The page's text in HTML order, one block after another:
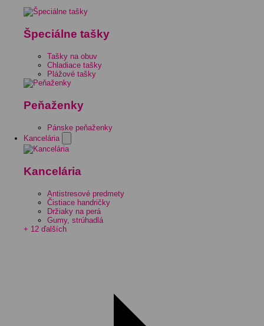
Špeciálne tašky
Tašky na obuv
Chladiace tašky
Plážové tašky
Peňaženky
Pánske peňaženky
Kancelária
Kancelária
Antistresové predmety
Čistiace handričky
Držiaky na perá
Gumy, strúhadlá
+ 12 ďalších